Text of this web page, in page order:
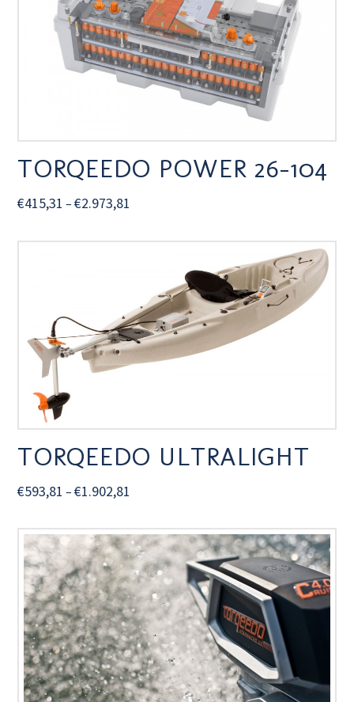
TORQEEDO POWER 26-104
€415,31 –€2.973,81
TORQEEDO ULTRALIGHT
€593,81 –€1.902,81